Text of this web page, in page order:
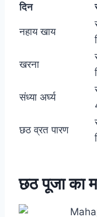
दिन
नहाय खाय
खरना
संध्या अर्घ्य
छठ व्रत पारण
छठ पूजा का